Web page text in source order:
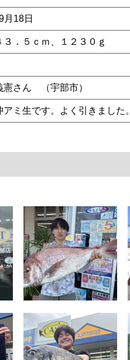
月18日
．５ｃｍ、１２３０ｇ
さん （宇部市）
アミ生です。よく引きました。